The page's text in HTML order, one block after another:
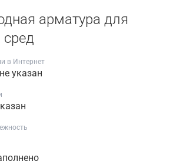
арматура для
в Интернет
указан